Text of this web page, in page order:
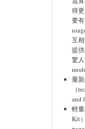
得
要
互
提
驚
重
（
and
輕
Kit